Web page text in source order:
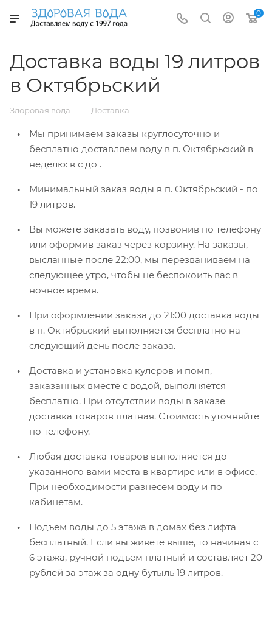
0
Доставка воды 19 литров
в Октябрьский
Здоровая вода — Доставка
Мы принимаем заказы круглосуточно и
бесплатно доставляем воду в п. Октябрьский в
неделю: в с до .
Минимальный заказ воды в п. Октябрьский - по
19 литров.
Вы можете заказать воду, позвонив по телефону
или оформив заказ через корзину. На заказы,
высланные после 22:00, мы перезваниваем на
следующее утро, чтобы не беспокоить вас в
ночное время.
При оформлении заказа до 21:00 доставка воды
в п. Октябрьский выполняется бесплатно на
следующий день после заказа.
Доставка и установка кулеров и помп,
заказанных вместе с водой, выполняется
бесплатно. При отсутствии воды в заказе
доставка товаров платная. Стоимость уточняйте
по телефону.
Любая доставка товаров выполняется до
указанного вами места в квартире или в офисе.
При необходимости разнесем воду и по
кабинетам.
Подъем воды до 5 этажа в домах без лифта
бесплатный. Если вы живете выше, то начиная с
6 этажа, ручной подъем платный и составляет 20
рублей за этаж за одну бутыль 19 литров.